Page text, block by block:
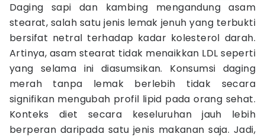
Daging sapi dan kambing mengandung asam
stearat, salah satu jenis lemak jenuh yang terbukti
bersifat netral terhadap kadar kolesterol darah.
Artinya, asam stearat tidak menaikkan LDL seperti
yang selama ini diasumsikan. Konsumsi daging
merah tanpa lemak berlebih tidak secara
signifikan mengubah profil lipid pada orang sehat.
Konteks diet secara keseluruhan jauh lebih
berperan daripada satu jenis makanan saja. Jadi,